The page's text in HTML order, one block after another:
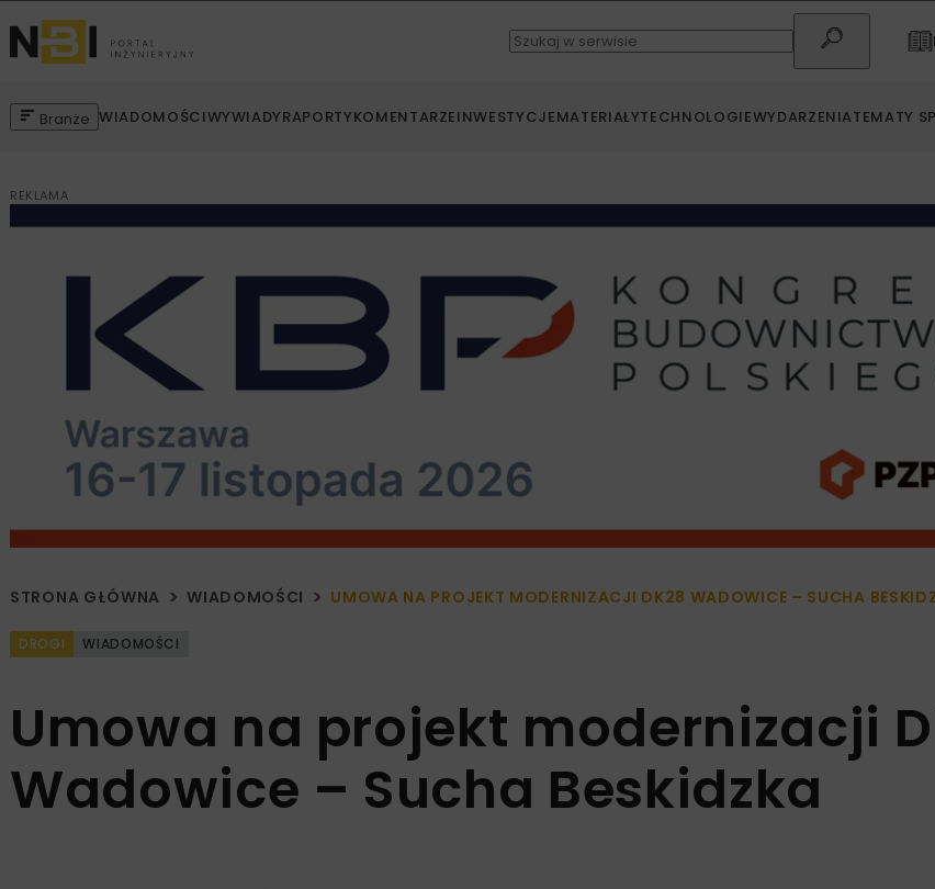
Branże WIADOMOŚCIWYWIADYRAPORTYKOMENTARZEINWESTYCJEMATERIAŁYTECHNOLOGIEWYDARZENIATEMATY
REKLAMA
STRONA GŁÓWNA WIADOMOŚCI UMOWA NA PROJEKT MODERNIZACJI DK28 WADOWICE – SUCHA
DROGI WIADOMOŚCI
Umowa na projekt modernizacji
Wadowice – Sucha Beskidzka